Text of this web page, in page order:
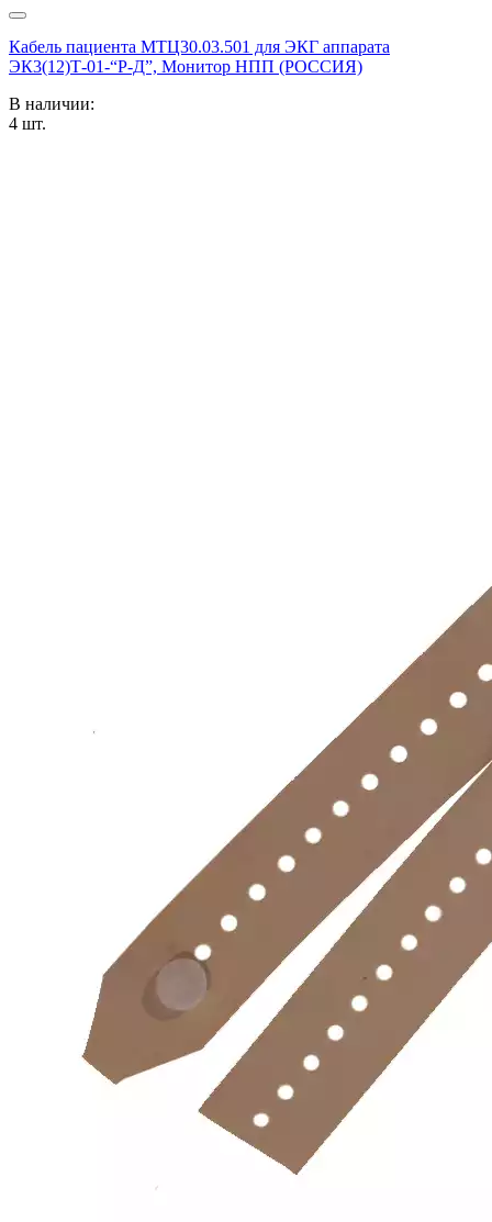
Кабель пациента МТЦ30.03.501 для ЭКГ аппарата
ЭК3(12)Т-01-“Р-Д”, Монитор НПП (РОССИЯ)
В наличии:
4 шт.